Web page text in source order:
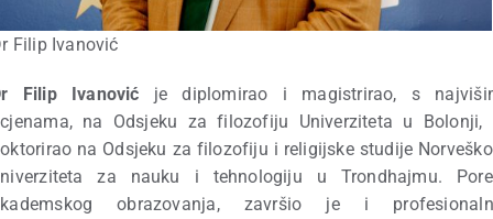
Filip Ivanović
Filip Ivanović je diplomirao i magistrirao, s
na Odsjeku za filozofiju Univerziteta u Bolonji,
na Odsjeku za filozofiju i religijske studije
za nauku i tehnologiju u Trondhajmu.
obrazovanja, završio je i